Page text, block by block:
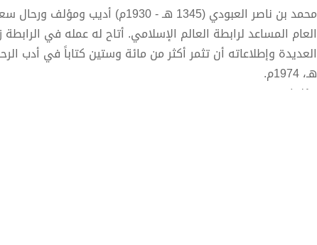
محمد بن ناصر العبودي (1345 هـ -
العام المساعد لرابطة العالم الإسلامي. أتاح له عمله في
هـ، 1974م.
مؤلفاته